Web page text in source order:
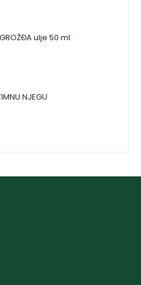
GROŽĐA ulje 50 ml
NJEGU